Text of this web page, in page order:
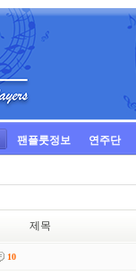
팬플룻정보 연주단
제목
10